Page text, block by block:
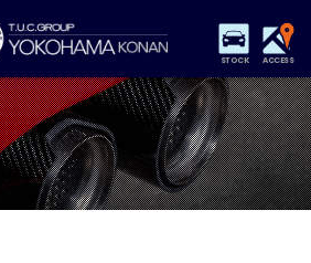
STOCK ACCESS
保証&サービス パーツリスト
店舗情報 アクセスマップ
特別作業 注文販売